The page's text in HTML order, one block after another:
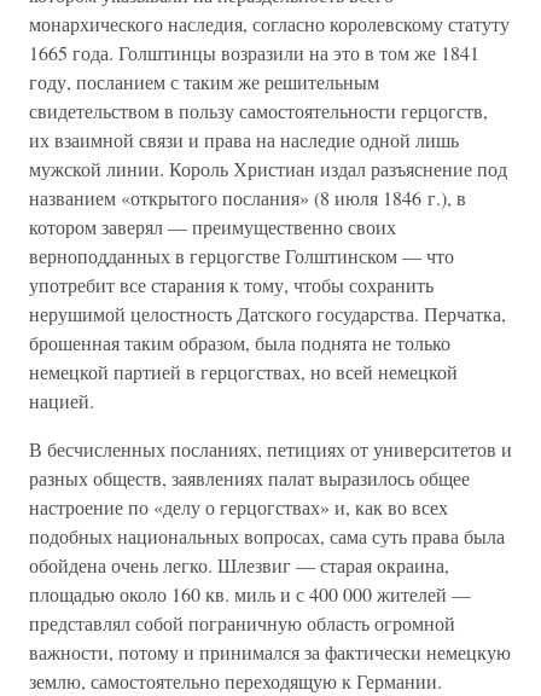
монархического наследия, согласно королевскому статуту
1665 года. Голштинцы возразили на это в том же 1841
году, посланием с таким же решительным
свидетельством в пользу самостоятельности герцогств,
их взаимной связи и права на наследие одной лишь
мужской линии. Король Христиан издал разъяснение под
названием «открытого послания» (8 июля 1846 г.), в
котором заверял — преимущественно своих
верноподданных в герцогстве Голштинском — что
употребит все старания к тому, чтобы сохранить
нерушимой целостность Датского государства. Перчатка,
брошенная таким образом, была поднята не только
немецкой партией в герцогствах, но всей немецкой
нацией.
В бесчисленных посланиях, петициях от университетов и
разных обществ, заявлениях палат выразилось общее
настроение по «делу о герцогствах» и, как во всех
подобных национальных вопросах, сама суть права была
обойдена очень легко. Шлезвиг — старая окраина,
площадью около 160 кв. миль и с 400 000 жителей —
представлял собой пограничную область огромной
важности, потому и принимался за фактически немецкую
землю, самостоятельно переходящую к Германии.